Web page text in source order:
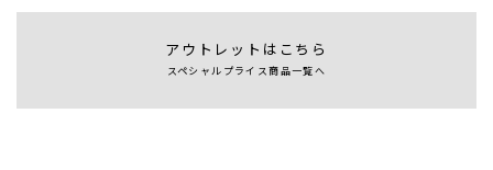
アウトレットはこちら
スペシャルプライス商品一覧へ